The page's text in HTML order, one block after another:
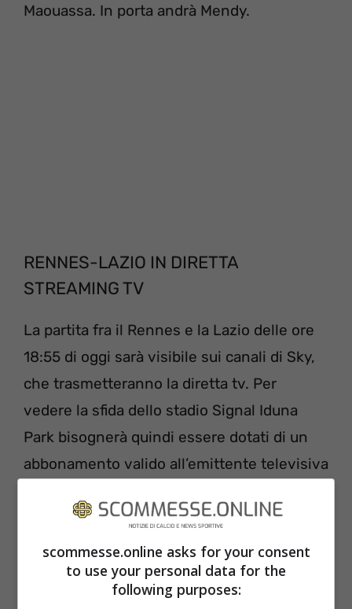
Maouassa. In porta andrà Mendy.
RENNES-LAZIO IN DIRETTA
STREAMING TV
La partita fra il Rennes e la Lazio delle ore
18:55 di oggi sarà visibile sui canali di Sky,
che trasmetteranno la diretta tv. Per
vedere la sfida dello stadio Signal Iduna
Park bisognerà quindi essere dotati di un
abbonamento valido all’emittente televisiva
Sarà inoltre possibile la visione in diretta
streaming tramite l’app dedicata Sky Go,
riservata sempre ai soli abbonati, e
disponibile in versione Android e iOS: così
scommesse.online asks for your consent
to use your personal data for the
following purposes: